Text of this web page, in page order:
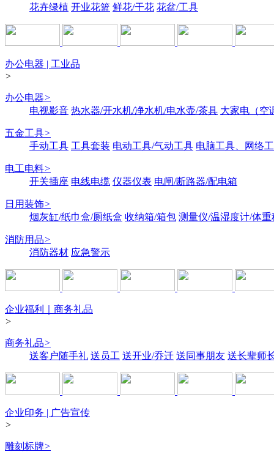
花卉绿植 开业花篮 鲜花/干花 花盆/工具
办公电器 | 工业品
>
办公电器>
电视影音 热水器/开水机/净水机/电水壶/茶具 大家电（空
五金工具>
手动工具 工具套装 电动工具/气动工具 电脑工具、网络
电工电料>
开关插座 电线电缆 仪器仪表 电闸/断路器/配电箱
日用装饰>
烟灰缸/纸巾盒/厕纸盒 收纳箱/箱包 测量仪/温湿度计/体重
消防用品>
消防器材 应急警示
企业福利｜商务礼品
>
商务礼品>
送客户随手礼 送员工 送开业/乔迁 送同事朋友 送长辈师
企业印务 | 广告宣传
>
雕刻标牌>